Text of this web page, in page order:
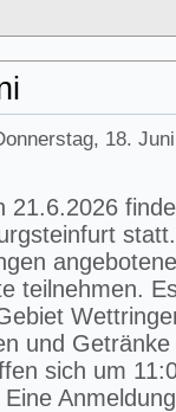
18.
21.6.2026
teilnehmen.
und
sich um